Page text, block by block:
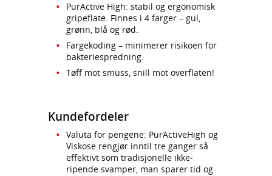
PurActive High: stabil og ergonomisk
gripeflate. Finnes i 4 farger – gul,
grønn, blå og rød.
Fargekoding – minimerer risikoen for
bakteriespredning.
Tøff mot smuss, snill mot overflaten!
Kundefordeler
Valuta for pengene: PurActiveHigh og
Viskose rengjør inntil tre ganger så
effektivt som tradisjonelle ikke-
ripende svamper, man sparer tid og